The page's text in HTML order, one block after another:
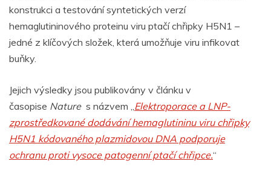
konstrukci a testování syntetických verzí
hemaglutininového proteinu viru ptačí chřipky H5N1 –
jedné z klíčových složek, která umožňuje viru infikovat
buňky.
Jejich výsledky jsou publikovány v článku v
časopise Natures názvem „ Elektroporace a LNP-
zprostředkované dodávání hemaglutininu viru chřipky
H5N1 kódovaného plazmidovou DNA podporuje
ochranu proti vysoce patogenní ptačí chřipce.“